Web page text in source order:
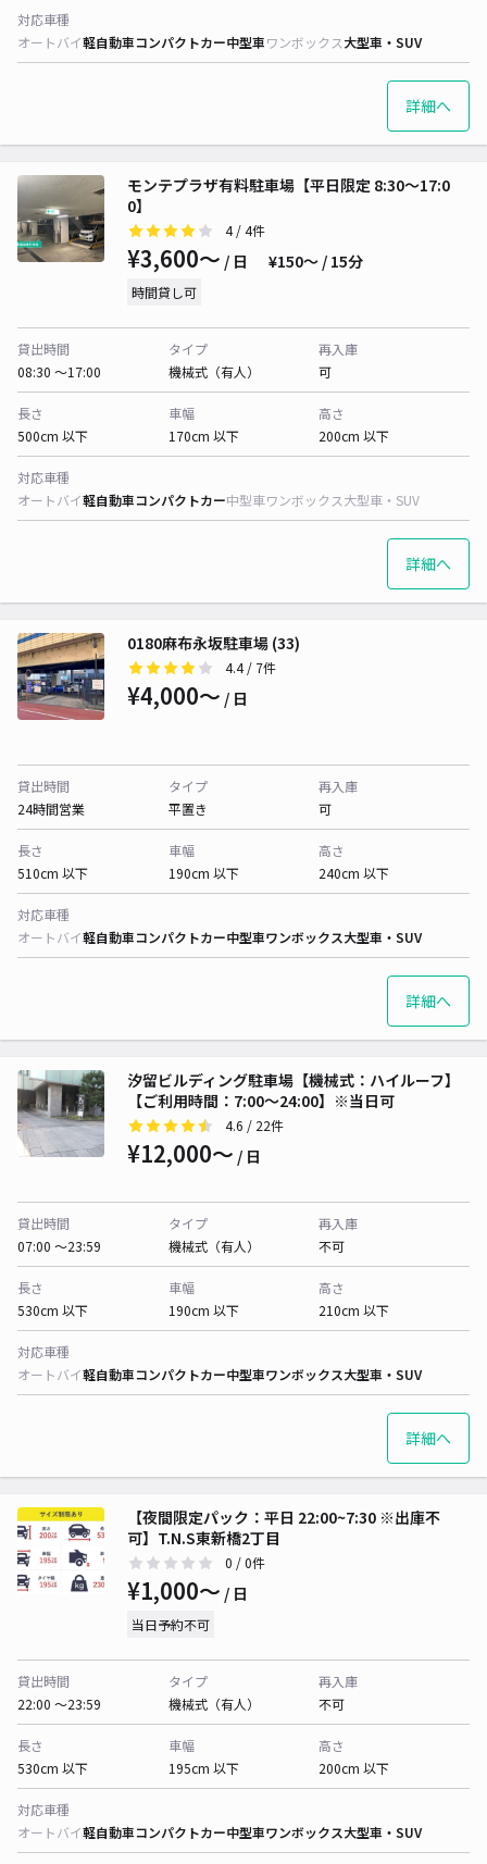
対応車種
オートバイ軽自動車コンパクトカー中型車ワンボックス大型車・SUV
詳細へ
モンテプラザ有料駐車場【平日限定 8:30〜17:0
0】
4/ 4件
¥3,600〜 / 日 ¥150〜 / 15分
時間貸し可
貸出時間
08:30 〜17:00
タイプ
機械式（有人）
再入庫
可
長さ
500cm 以下
車幅
170cm 以下
高さ
200cm 以下
対応車種
オートバイ軽自動車コンパクトカー中型車ワンボックス大型車・SUV
詳細へ
0180麻布永坂駐車場 (33)
4.4/ 7件
¥4,000〜 / 日
貸出時間
24時間営業
タイプ
平置き
再入庫
可
長さ
510cm 以下
車幅
190cm 以下
高さ
240cm 以下
対応車種
オートバイ軽自動車コンパクトカー中型車ワンボックス大型車・SUV
詳細へ
汐留ビルディング駐車場【機械式：ハイルーフ】
【ご利用時間：7:00〜24:00】※当日可
4.6 / 22件
¥12,000〜 / 日
貸出時間
07:00 〜23:59
タイプ
機械式（有人）
再入庫
不可
長さ
530cm 以下
車幅
190cm 以下
高さ
210cm 以下
対応車種
オートバイ軽自動車コンパクトカー中型車ワンボックス大型車・SUV
詳細へ
【夜間限定パック：平日 22:00~7:30 ※出庫不
可】T.N.S東新橋2丁目
0 / 0件
¥1,000〜 / 日
当日予約不可
貸出時間
22:00 〜23:59
タイプ
機械式（有人）
再入庫
不可
長さ
530cm 以下
車幅
195cm 以下
高さ
200cm 以下
対応車種
オートバイ軽自動車コンパクトカー中型車ワンボックス大型車・SUV